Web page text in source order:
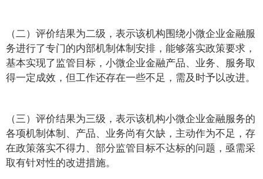
（二）评价结果为二级，表示该机构围绕小微企业金融服
务进行了专门的内部机制体制安排，能够落实政策要求，
基本实现了监管目标，小微企业金融产品、业务、服务取
得一定成效，但工作还存在一些不足，需及时予以改进。
（三）评价结果为三级，表示该机构小微企业金融服务的
各项机制体制、产品、业务尚有欠缺，主动作为不足，存
在政策落实不得力、部分监管目标不达标的问题，亟需采
取有针对性的改进措施。